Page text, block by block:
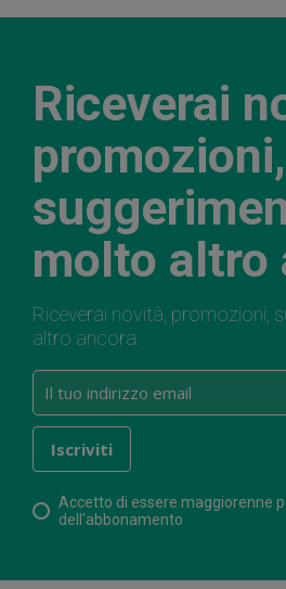
Riceverai
promozioni,
molto altro
Riceverai novità, promozioni,
altro ancora.
Accetto di essere maggiorenne
dell'abbonamento